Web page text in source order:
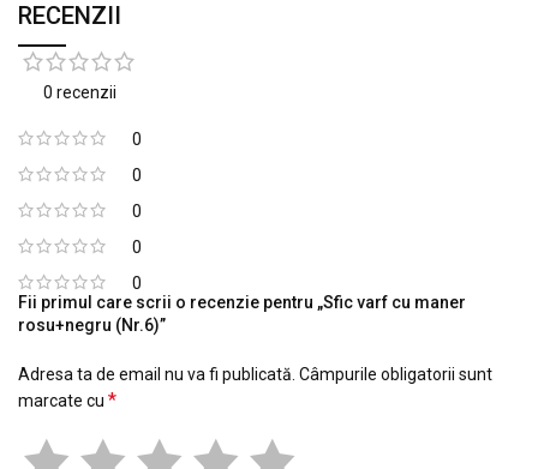
RECENZII
0 recenzii
0
0
0
0
0
Fii primul care scrii o recenzie pentru „Sfic varf cu maner
rosu+negru (Nr.6)”
Adresa ta de email nu va fi publicată. Câmpurile obligatorii sunt
marcate cu *